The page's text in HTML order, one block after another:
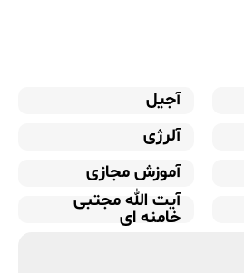
آجیل
آلرژی
آموزش مجازی
آیت الله مجتبی
خامنه ای